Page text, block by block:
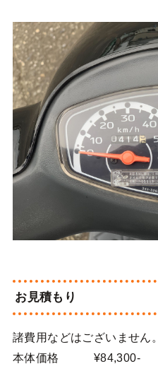
お見積もり
諸費用などはございません。
本体価格 ¥84,300-